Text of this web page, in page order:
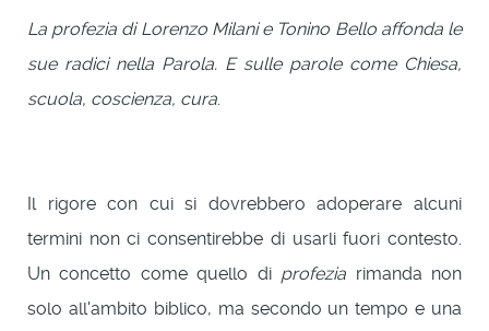
La profezia di Lorenzo Milani e Tonino Bello affonda le
sue radici nella Parola. E sulle parole come Chiesa,
scuola, coscienza, cura
Il rigore con cui si dovrebbero adoperare alcuni
termini non ci consentirebbe di usarli fuori contesto.
Un concetto come quello di profezia rimanda non
solo all'ambito biblico, ma secondo un tempo e una